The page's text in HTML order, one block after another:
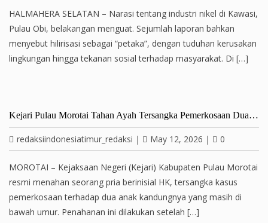
HALMAHERA SELATAN – Narasi tentang industri nikel di Kawasi,
Pulau Obi, belakangan menguat. Sejumlah laporan bahkan
menyebut hilirisasi sebagai “petaka”, dengan tuduhan kerusakan
lingkungan hingga tekanan sosial terhadap masyarakat. Di […]
Kejari Pulau Morotai Tahan Ayah Tersangka Pemerkosaan Dua…
redaksiindonesiatimur_redaksi | May 12, 2026 | 0
MOROTAI – Kejaksaan Negeri (Kejari) Kabupaten Pulau Morotai
resmi menahan seorang pria berinisial HK, tersangka kasus
pemerkosaan terhadap dua anak kandungnya yang masih di
bawah umur. Penahanan ini dilakukan setelah […]